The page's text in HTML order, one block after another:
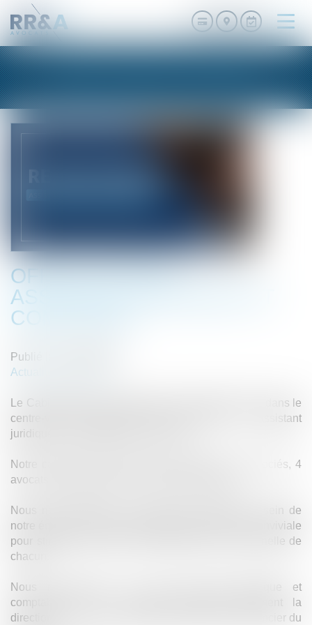
le
OFFRE D’EMPOI :
ASSISTANT JURIDIQUE ET
COMPTABLE
Publié le :
Actualités du cabinet
Le Cabinet RR&A, cabinet d'avocat d’affaires situé dans le
centre-ville de Marseille (6
) recherche un assistant
juridique et comptable, en CDI (35h).
Notre cabinet est actuellement composé de 4 associés, 4
avocats collaborateurs et 1 assistante juridique.
Nous nous attachons à favoriser la cohésion au sein de
notre équipe et à créer une dynamique de travail conviviale
pour stimuler l’évolution professionnelle et personnelle de
chacun.
Nous recherchons un nouvel assisant juridique et
comptable qui sera chargé d’assister étroitement la
direction dans le suivi administratif, juridique et financier du